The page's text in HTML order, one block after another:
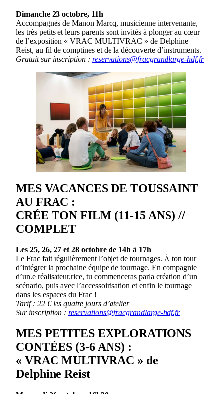
Dimanche 23 octobre, 11h
Accompagnés de Manon Marcq, musicienne intervenante,
les très petits et leurs parents sont invités à plonger au cœur
de l’exposition « VRAC MULTIVRAC » de Delphine
Reist, au fil de comptines et de la découverte d’instruments.
Gratuit sur inscription : reservations@fracgrandlarge-hdf.fr
MES VACANCES DE TOUSSAINT
AU FRAC :
CRÉE TON FILM (11-15 ANS) //
COMPLET
Les 25, 26, 27 et 28 octobre de 14h à 17h
Le Frac fait régulièrement l’objet de tournages. À ton tour
d’intégrer la prochaine équipe de tournage. En compagnie
d’un.e réalisateur.rice, tu commenceras parla création d’un
scénario, puis avec l’accessoirisation et enfin le tournage
dans les espaces du Frac !
Tarif : 22 € les quatre jours d’atelier
Sur inscription : reservations@fracgrandlarge-hdf.fr
MES PETITES EXPLORATIONS
CONTÉES (3-6 ANS) :
« VRAC MULTIVRAC » de
Delphine Reist